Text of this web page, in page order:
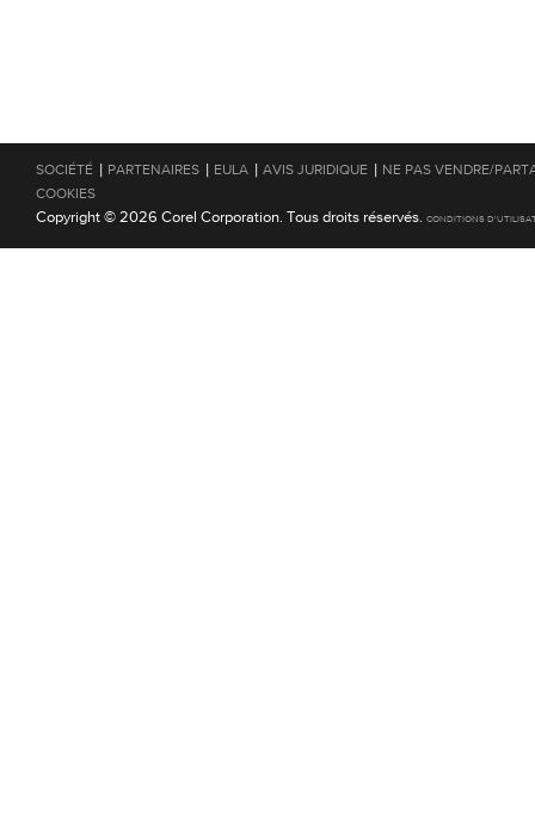
SOCIÉTÉ | PARTENAIRES | EULA | AVIS JURIDIQUE | NE PAS VENDRE/
COOKIES
Copyright © 2026 Corel Corporation. Tous droits réservés. CONDITIONS